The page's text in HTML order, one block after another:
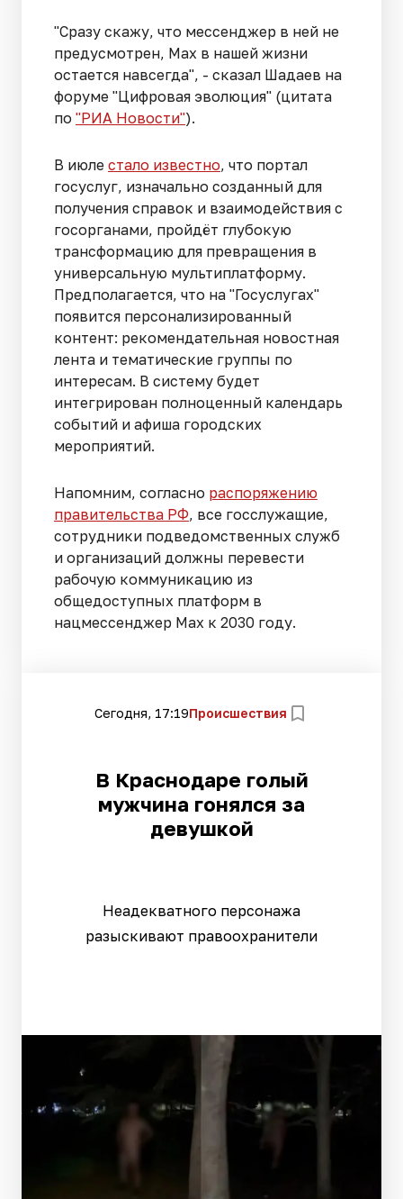
"Сразу скажу, что мессенджер в ней не
предусмотрен, Max в нашей жизни
остается навсегда", - сказал Шадаев на
форуме "Цифровая эволюция" (цитата
по "РИА Новости").
В июле стало известно, что портал
госуслуг, изначально созданный для
получения справок и взаимодействия с
госорганами, пройдёт глубокую
трансформацию для превращения в
универсальную мультиплатформу.
Предполагается, что на "Госуслугах"
появится персонализированный
контент: рекомендательная новостная
лента и тематические группы по
интересам. В систему будет
интегрирован полноценный календарь
событий и афиша городских
мероприятий.
Напомним, согласно распоряжению
правительства РФ, все госслужащие,
сотрудники подведомственных служб
и организаций должны перевести
рабочую коммуникацию из
общедоступных платформ в
нацмессенджер Max к 2030 году.
Сегодня, 17:19Происшествия
В Краснодаре голый
мужчина гонялся за
девушкой
Неадекватного персонажа
разыскивают правоохранители